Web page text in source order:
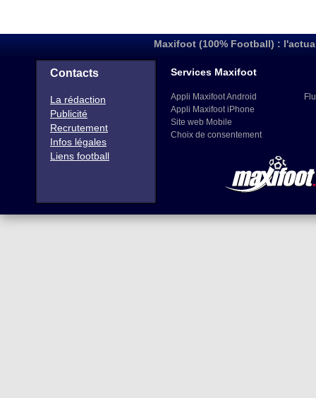
Maxifoot (100% Football) :
Contacts
La rédaction
Publicité
Recrutement
Infos légales
Liens football
Services Maxifoot
Appli Maxifoot Android
Appli Maxifoot iPhone
Site web Mobile
Choix de consentement